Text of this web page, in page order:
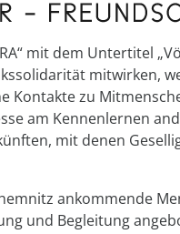
mit dem Untertitel
mitwirken,
Kontakte zu
am Kennenlernen
mit denen
ankommende
und Begleitung